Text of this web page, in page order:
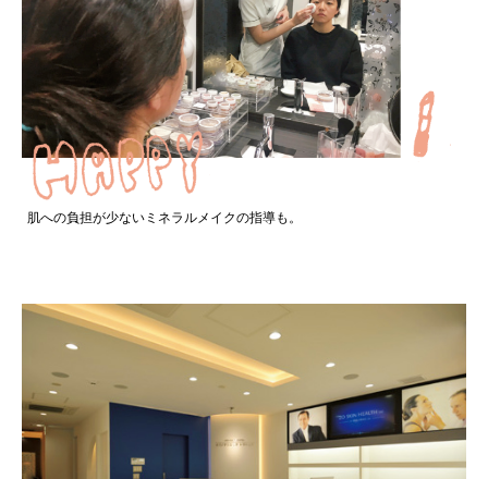
肌への負担が少ないミネラルメイクの指導も。